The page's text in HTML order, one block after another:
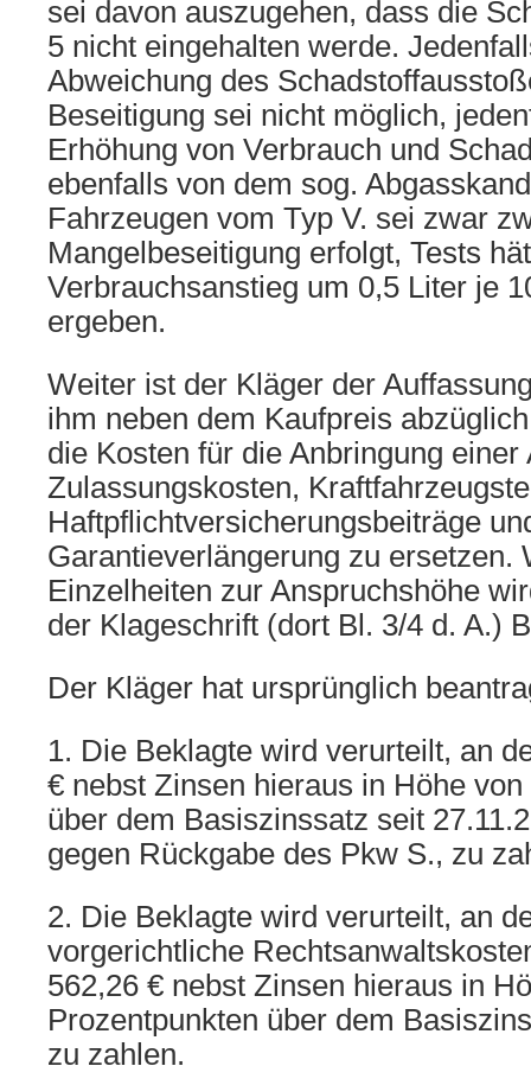
sei davon auszugehen, dass die
5 nicht eingehalten werde.
Abweichung des
Beseitigung sei nicht möglich,
Erhöhung von Verbrauch und
ebenfalls von dem sog.
Fahrzeugen vom Typ V. sei zwar
Mangelbeseitigung erfolgt, Tests
Verbrauchsanstieg um 0,5 Liter je
ergeben.
Weiter ist der Kläger der
ihm neben dem Kaufpreis
die Kosten für die Anbringung einer
Zulassungskosten,
Haftpflichtversicherungsbeiträge
Garantieverlängerung zu ersetzen.
Einzelheiten zur Anspruchshöhe
der Klageschrift (dort Bl. 3/4 d. A.)
Der Kläger hat ursprünglich
1. Die Beklagte wird verurteilt, an
€ nebst Zinsen hieraus in Höhe
über dem Basiszinssatz seit
gegen Rückgabe des Pkw S., zu
2. Die Beklagte wird verurteilt, an
vorgerichtliche
562,26 € nebst Zinsen hieraus in
Prozentpunkten über dem
zu zahlen.